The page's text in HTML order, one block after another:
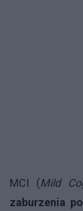
MCI (Mild
zaburzenia